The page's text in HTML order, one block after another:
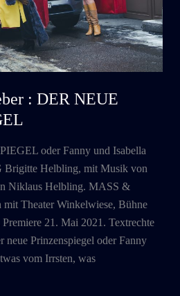
: DER NEUE
oder Fanny und Isabella
Helbling, mit Musik von
Niklaus Helbling. MASS &
Theater Winkelwiese, Bühne
21. Mai 2021. Textrechte
neue Prinzenspiegel oder Fanny
vom Irrsten, was